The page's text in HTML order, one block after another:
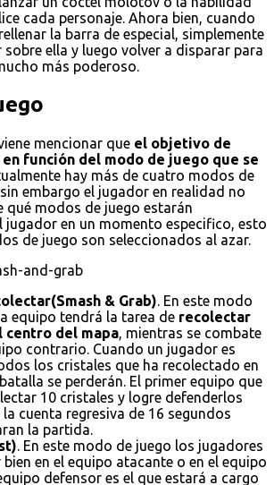
cada personaje. Ahora bien, cuando
la barra de especial, simplemente
sobre ella y luego volver a disparar para
más poderoso.
mencionar que el objetivo de
función del modo de juego que se
hay más de cuatro modos de
embargo el jugador en realidad no
qué modos de juego estarán
jugador en un momento especifico, esto
de juego son seleccionados al azar.
& Grab). En este modo
equipo tendrá la tarea de recolectar
centro del mapa, mientras se combate
contrario. Cuando un jugador es
los cristales que ha recolectado en
se perderán. El primer equipo que
10 cristales y logre defenderlos
cuenta regresiva de 16 segundos
la partida.
. En este modo de juego los jugadores
bien en el equipo atacante o en el equipo
defensor es el que estará a cargo